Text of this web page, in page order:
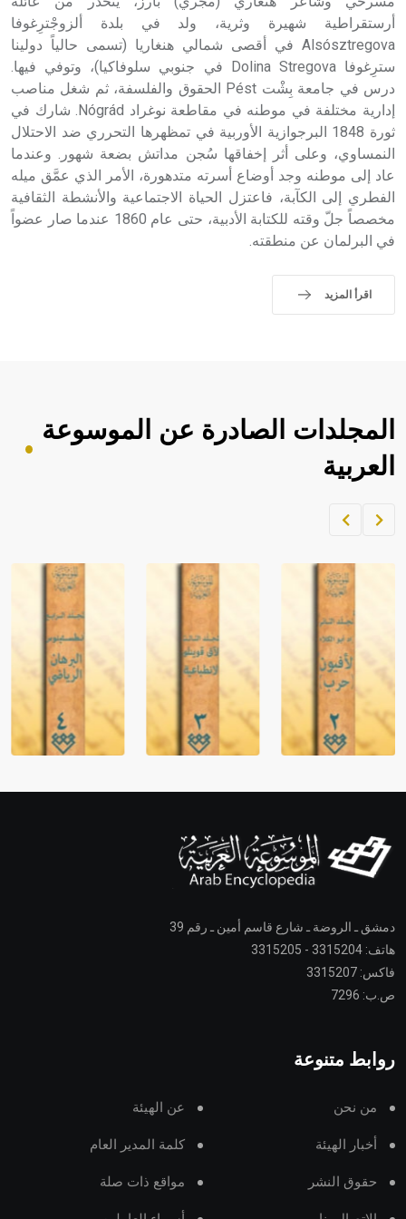
أرستقراطية شهيرة وثرية، ولد في بلدة ألزوجْترِغوفا
Alsósztregova في أقصى شمالي هنغاريا (تسمى حالياً دولينا
سترِغوفا Dolina Stregova في جنوبي سلوفاكيا)، وتوفي فيها.
درس في جامعة بِشْت Pést الحقوق والفلسفة، ثم شغل مناصب
إدارية مختلفة في موطنه في مقاطعة نوغراد Nógrád. شارك في
ثورة 1848 البرجوازية الأوربية في تمظهرها التحرري ضد الاحتلال
النمساوي، وعلى أثر إخفاقها سُجن مداتش بضعة شهور. وعندما
عاد إلى موطنه وجد أوضاع أسرته متدهورة، الأمر الذي عمَّق ميله
الفطري إلى الكآبة، فاعتزل الحياة الاجتماعية والأنشطة الثقافية
مخصصاً جلّ وقته للكتابة الأدبية، حتى عام 1860 عندما صار عضواً
في البرلمان عن منطقته.
اقرأ المزيد
المجلدات الصادرة عن الموسوعة
العربية
دمشق ـ الروضة ـ شارع قاسم أمين ـ رقم 39
هاتف: 3315204 - 3315205
فاكس: 3315207
ص.ب: 7296
روابط متنوعة
من نحن عن الهيئة
أخبار الهيئة كلمة المدير العام
حقوق النشر مواقع ذات صلة